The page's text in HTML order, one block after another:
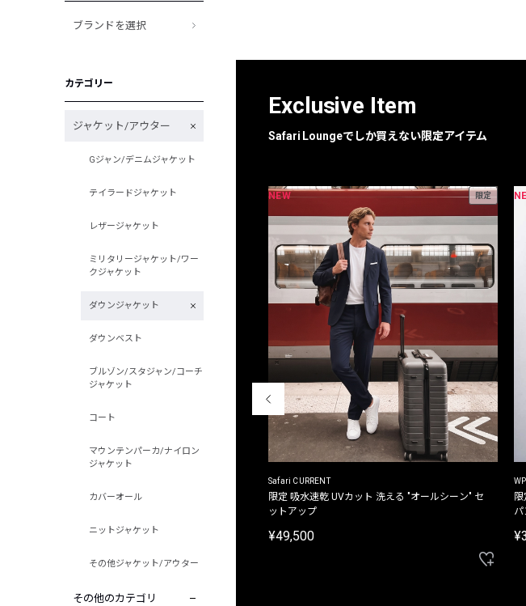
フォーカスブ
ブランドを選択
カテゴリー
ジャケット/アウター
Gジャン/デニムジャケット
テイラードジャケット
レザージャケット
ミリタリージャケット/ワー
クジャケット
ダウンジャケット
ダウンベスト
ブルゾン/スタジャン/コーチ
ジャケット
コート
マウンテンパーカ/ナイロン
ジャケット
カバーオール
ニットジャケット
その他ジャケット/アウター
その他のカテゴリ
Exclusive Item
Safari Loungeでしか買えない限定アイテム
別注限定 フード付き チェックシャツジャケット
NEW 限定
Safari CURRENT
限定 吸水速乾 UVカット 洗える "オールシーン" セ
ットアップ
¥49,500
パ